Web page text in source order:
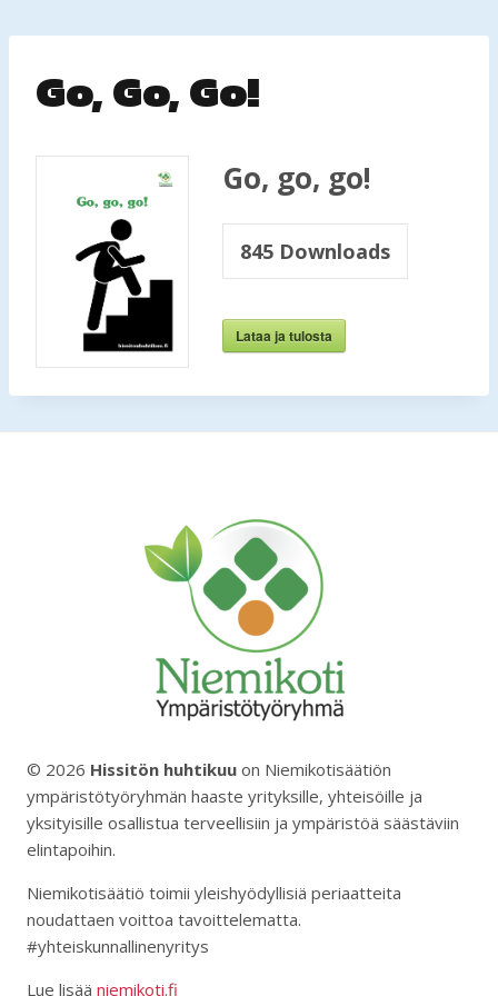
sisältöön
Go, Go, Go!
Go, go, go!
845 Downloads
Lataa ja tulosta
© 2026 Hissitön huhtikuu on Niemikotisäätiön
ympäristötyöryhmän haaste yrityksille, yhteisöille ja
yksityisille osallistua terveellisiin ja ympäristöä säästäviin
elintapoihin.
Niemikotisäätiö toimii yleishyödyllisiä periaatteita
noudattaen voittoa tavoittelematta.
#yhteiskunnallinenyritys
Lue lisää niemikoti.fi